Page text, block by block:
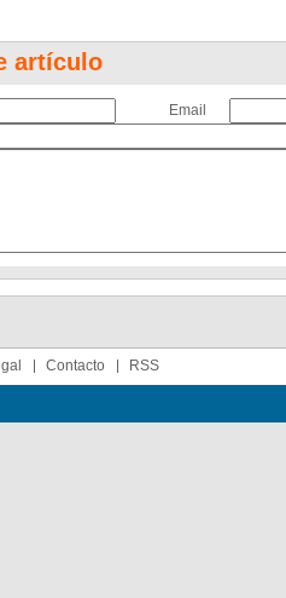
artículo
Email
Contacto RSS